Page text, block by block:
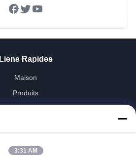
Liens Rapides
Maison
Produits
Visite D'usine
3:31 AM